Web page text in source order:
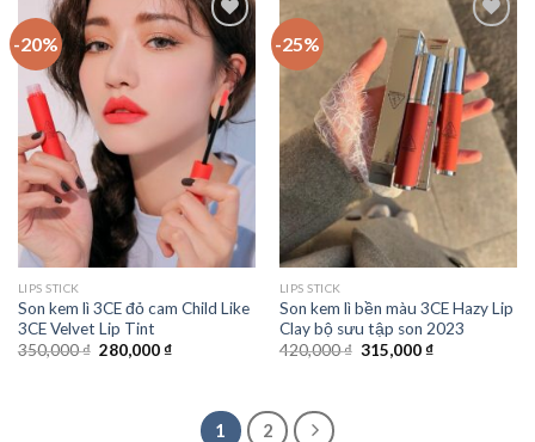
-20%
Add to
Wishlist
LIPS STICK
Son kem lì 3CE đỏ cam Child Like
3CE Velvet Lip Tint
350,000₫ 280,000₫
-25%
Add to
Wishlist
LIPS STICK
Son kem lì bền màu 3CE Hazy Lip
Clay bộ sưu tập son 2023
420,000₫ 315,000₫
1 2